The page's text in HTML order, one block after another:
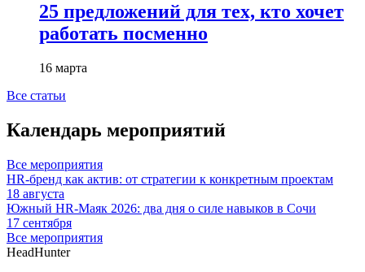
25 предложений для тех, кто хочет
работать посменно
16 марта
Все статьи
Календарь мероприятий
Все мероприятия
HR-бренд как актив: от стратегии к конкретным проектам
18 августа
Южный HR-Маяк 2026: два дня о силе навыков в Сочи
17 сентября
Все мероприятия
HeadHunter